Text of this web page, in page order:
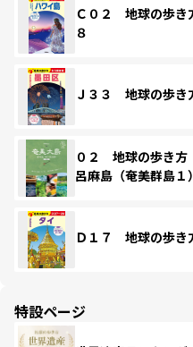
Ｃ０２ 地球の歩
８
Ｊ３３ 地球の歩
０２ 地球の歩き
呂麻島（奄美群島
Ｄ１７ 地球の歩
特設ページ